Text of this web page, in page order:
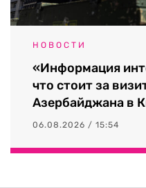
НОВОСТИ
«Информация
что стоит за
Азербайджана в
06.08.2026 / 15:54